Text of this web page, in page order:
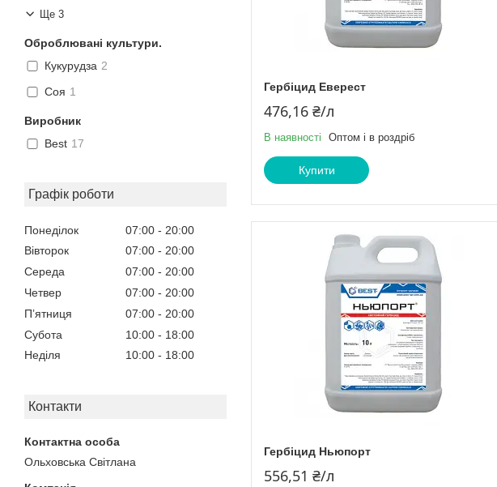
Ще 3
Оброблювані культури.
Кукурудза 2
Соя 1
Виробник
Best 17
Графік роботи
Понеділок 07:00
20:00
Вівторок
07:00
20:00
Середа
07:00
20:00
Четвер
07:00
20:00
Пʼятниця
07:00
20:00
Субота
10:00
18:00
Неділя
10:00 18:00
Контакти
Ольховська Світлана
Гербіцид Еверест
476,16 ₴/л
В наявності Оптом і в роздріб
Купити
Гербіцид Ньюпорт
556,51 ₴/л